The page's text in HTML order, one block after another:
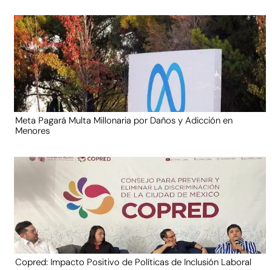
Meta Pagará Multa Millonaria por Daños y Adicción en
Menores
Copred: Impacto Positivo de Políticas de Inclusión Laboral